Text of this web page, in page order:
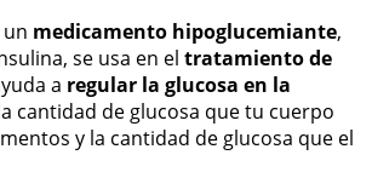
un medicamento hipoglucemiante,
se usa en el tratamiento de
a regular la glucosa en la
cantidad de glucosa que tu cuerpo
y la cantidad de glucosa que el